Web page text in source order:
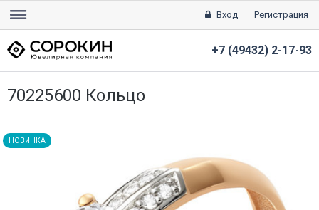
Вход Регистрация
+7 (49432) 2-17-93
70225600 Кольцо
НОВИНКА